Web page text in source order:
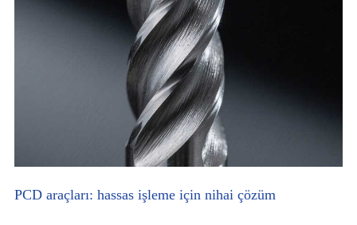
PCD araçları: hassas işleme için nihai çözüm